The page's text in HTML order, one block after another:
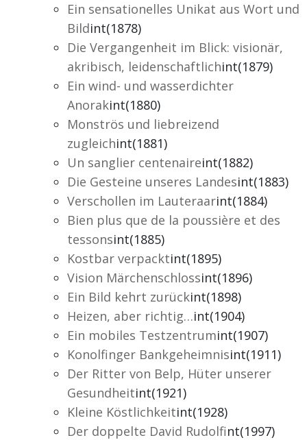
Ein sensationelles Unikat aus Wort und
Bildint(1878)
Die Vergangenheit im Blick: visionär,
akribisch, leidenschaftlichint(1879)
Ein wind- und wasserdichter
Anorakint(1880)
Monströs und liebreizend
zugleichint(1881)
Un sanglier centenaireint(1882)
Die Gesteine unseres Landesint(1883)
Verschollen im Lauteraarint(1884)
Bien plus que de la poussière et des
tessonsint(1885)
Kostbar verpacktint(1895)
Vision Märchenschlossint(1896)
Ein Bild kehrt zurückint(1898)
Heizen, aber richtig…int(1904)
Ein mobiles Testzentrumint(1907)
Konolfinger Bankgeheimnisint(1911)
Der Ritter von Belp, Hüter unserer
Gesundheitint(1921)
Kleine Köstlichkeitint(1928)
Der doppelte David Rudolfint(1997)